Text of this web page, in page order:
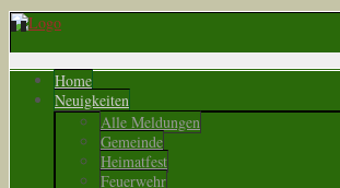
Home
Neuigkeiten
Alle Meldungen
Gemeinde
Heimatfest
Feuerwehr